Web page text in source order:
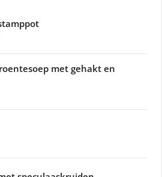
met gehakt en